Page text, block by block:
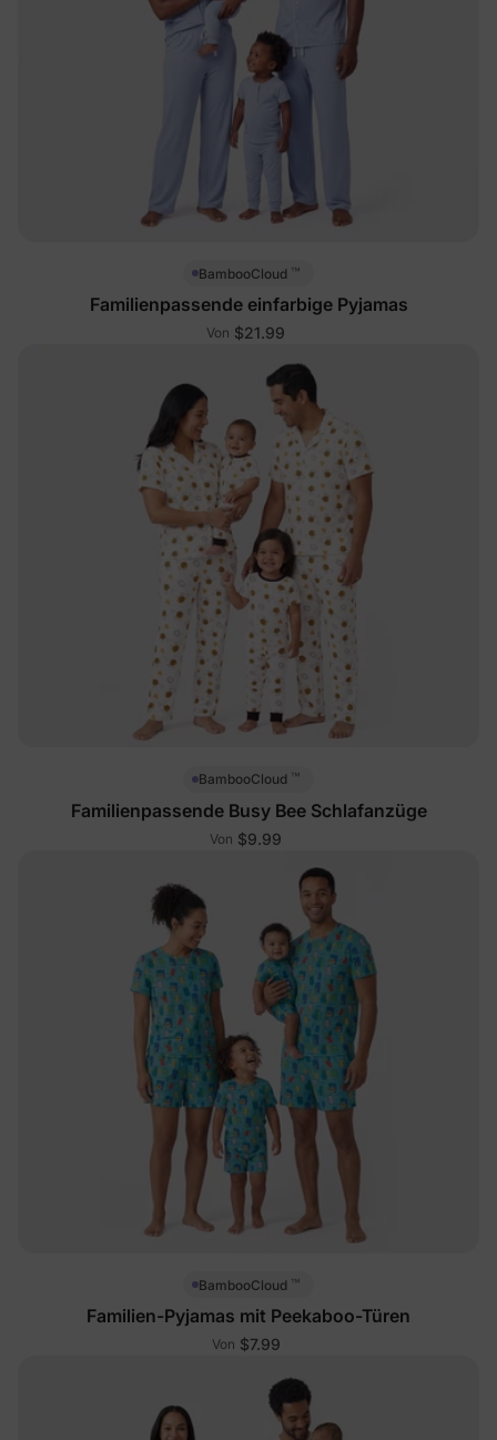
BambooCloud ™
Familienpassende einfarbige Pyjamas
Von $21.99
BambooCloud ™
Familienpassende Busy Bee Schlafanzüge
Von $9.99
BambooCloud ™
Familien-Pyjamas mit Peekaboo-Türen
Von $7.99